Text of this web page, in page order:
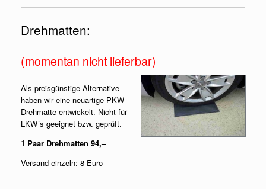
Drehmatten:
(momentan nicht lieferbar)
Als preisgünstige Alternative
haben wir eine neuartige PKW-
Drehmatte entwickelt. Nicht für
LKW´s geeignet bzw. geprüft.
1 Paar Drehmatten 94,–
Versand einzeln: 8 Euro